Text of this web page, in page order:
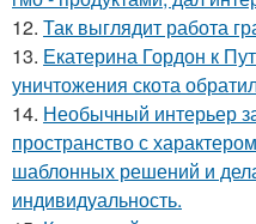
12. Так выглядит работа
13. Екатерина Гордон к
уничтожения скота
14. Необычный интерьер
пространство с
шаблонных решений и
индивидуальность.